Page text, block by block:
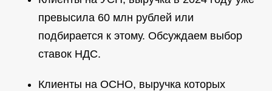
превысила 60 млн рублей или
подбирается к этому. Обсуждаем выбор
ставок НДС.
Клиенты на ОСНО, выручка которых